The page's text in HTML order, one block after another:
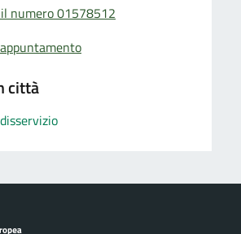
numero 01578512
città